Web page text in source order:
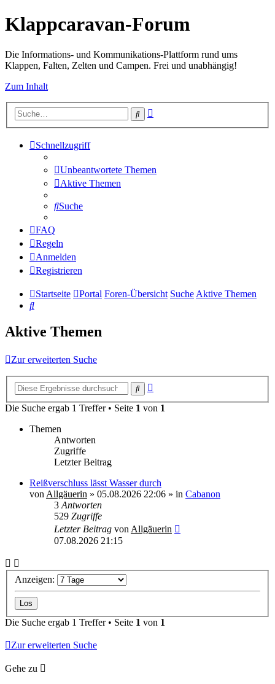
Klappcaravan-Forum
Die Informations- und Kommunikations-Plattform rund ums
Klappen, Falten, Zelten und Campen. Frei und unabhängig!
Zum Inhalt
Suche
Schnellzugriff
Unbeantwortete Themen
Aktive Themen
Suche
FAQ
Regeln
Anmelden
Registrieren
Startseite Portal Foren-Übersicht SucheAktive Themen
Suche
Aktive Themen
Zur erweiterten Suche
Suche
Die Suche ergab 1 Treffer • Seite 1 von 1
Themen
Antworten
Zugriffe
Letzter Beitrag
Reißverschluss lässt Wasser durch
von Allgäuerin » 05.08.2026 22:06 » in Cabanon
3 Antworten
529 Zugriffe
Letzter Beitrag von Allgäuerin
07.08.2026 21:15
Anzeigen:
Die Suche ergab 1 Treffer • Seite 1 von 1
Zur erweiterten Suche
Gehe zu